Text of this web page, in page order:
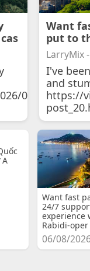
07/11/
Want
put to
LarryMix
I've
and
https://
Want fast
24/7
experience
Rabidi-oper
06/08/